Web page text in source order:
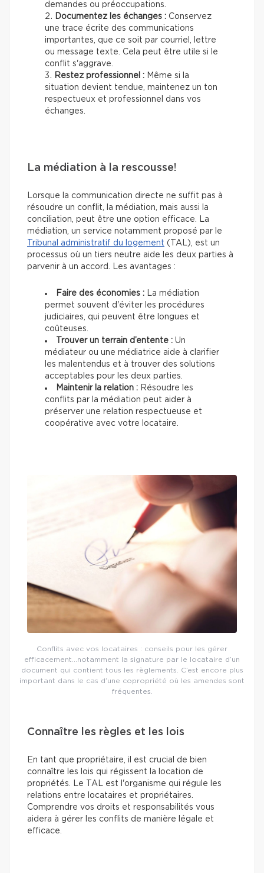
demandes ou préoccupations.
Documentez les échanges : Conservez
une trace écrite des communications
importantes, que ce soit par courriel, lettre
ou message texte. Cela peut être utile si le
conflit s'aggrave.
Restez professionnel : Même si la
situation devient tendue, maintenez un ton
respectueux et professionnel dans vos
échanges.
La médiation à la rescousse!
Lorsque la communication directe ne suffit pas à
résoudre un conflit, la médiation, mais aussi la
conciliation, peut être une option efficace. La
médiation, un service notamment proposé par le
Tribunal administratif du logement (TAL), est un
processus où un tiers neutre aide les deux parties à
parvenir à un accord. Les avantages :
Faire des économies : La médiation
permet souvent d'éviter les procédures
judiciaires, qui peuvent être longues et
coûteuses.
Trouver un terrain d’entente : Un
médiateur ou une médiatrice aide à clarifier
les malentendus et à trouver des solutions
acceptables pour les deux parties.
Maintenir la relation : Résoudre les
conflits par la médiation peut aider à
préserver une relation respectueuse et
coopérative avec votre locataire.
Conflits avec vos locataires : conseils pour les gérer
efficacement…notamment la signature par le locataire d’un
document qui contient tous les règlements. C’est encore plus
important dans le cas d’une copropriété où les amendes sont
fréquentes.
Connaître les règles et les lois
En tant que propriétaire, il est crucial de bien
connaître les lois qui régissent la location de
propriétés. Le TAL est l'organisme qui régule les
relations entre locataires et propriétaires.
Comprendre vos droits et responsabilités vous
aidera à gérer les conflits de manière légale et
efficace.